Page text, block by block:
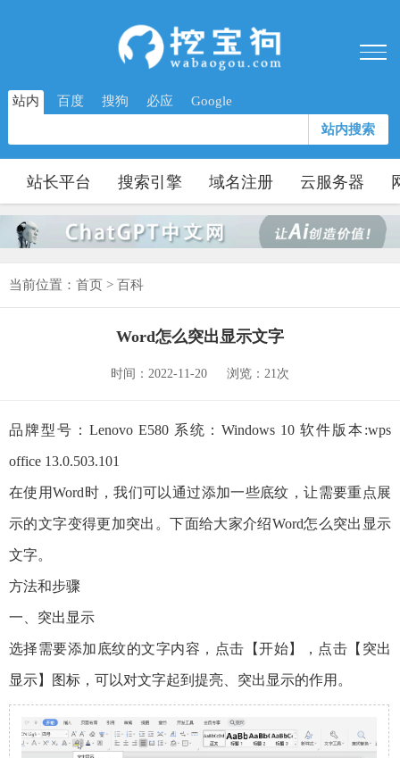
站内 百度 搜狗 必应 Google
站内搜索
站长平台 搜索引擎 域名注册 云服务器
当前位置： 首页 > 百科
Word怎么突出显示文字
时间：2022-11-20 浏览：21次
品牌型号：Lenovo E580 系统：Windows 10 软件版本:wps
office 13.0.503.101
在使用Word时，我们可以通过添加一些底纹，让需要重点展
示的文字变得更加突出。下面给大家介绍Word怎么突出显示
文字。
方法和步骤
一、突出显示
选择需要添加底纹的文字内容，点击【开始】，点击【突出
显示】图标，可以对文字起到提亮、突出显示的作用。